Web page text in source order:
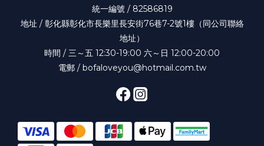
統一編號 / 82586819
地址 / 彰化縣彰化市長樂里長安街76巷7-2號1樓（同公司聯絡
地址）
時間 / 三～五 12:30-19:00 六～日 12:00-20:00
電郵 / bofaloveyou@hotmail.com.tw